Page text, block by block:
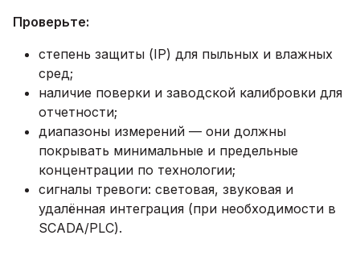
Проверьте:
степень защиты (IP) для пыльных и влажных
сред;
наличие поверки и заводской калибровки для
отчетности;
диапазоны измерений — они должны
покрывать минимальные и предельные
концентрации по технологии;
сигналы тревоги: световая, звуковая и
удалённая интеграция (при необходимости в
SCADA/PLC).